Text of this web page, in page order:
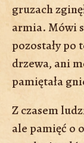
gruzach
armia. Mówi
pozostały po
drzewa, ani
pamiętała
Z czasem
ale pamięć o